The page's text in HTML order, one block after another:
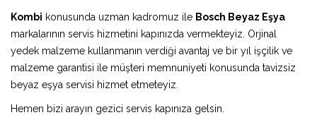
Kombi konusunda uzman kadromuz ile Bosch Beyaz Eşya
markalarının servis hizmetini kapınızda vermekteyiz. Orjinal
yedek malzeme kullanmanın verdiği avantaj ve bir yıl işçilik ve
malzeme garantisi ile müşteri memnuniyeti konusunda tavizsiz
beyaz eşya servisi hizmet etmeteyiz.
Hemen bizi arayın gezici servis kapınıza gelsin.